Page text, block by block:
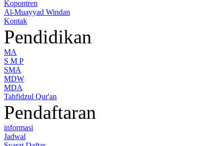
Kopontren
Al-Muayyad Windan
Kontak
Pendidikan
MA
S M P
SMA
MDW
MDA
Tahfidzul Qur'an
Pendaftaran
informasi
Jadwal